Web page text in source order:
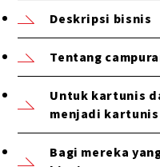
Deskripsi bisnis
Tentang
Untuk kartunis
menjadi kartunis
Bagi mereka